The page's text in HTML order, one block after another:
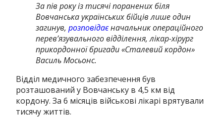
За пів року із тисячі поранених біля
Вовчанська українських бійців лише один
загинув,розповідаєначальник операційного
перев’язувального відділення, лікар-хірург
прикордонної бригади «Сталевий кордон»
Василь Мосьонс.
Відділ медичного забезпечення був
розташований у Вовчанську в 4,5 км від
кордону. За 6 місяців військові лікарі врятували
тисячу життів.